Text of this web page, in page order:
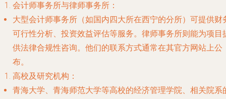
会计师事务所与律师事务所 ：
大型会计师事务所（如国内四大所在西宁的分所）可提供财
可行性分析、投资效益评估等服务。律师事务所则能为项目
供法律合规性咨询。他们的联系方式通常在其官方网站上公
布。
高校及研究机构 ：
青海大学、 青海师范大学等高校的经济管理学院、相关院系